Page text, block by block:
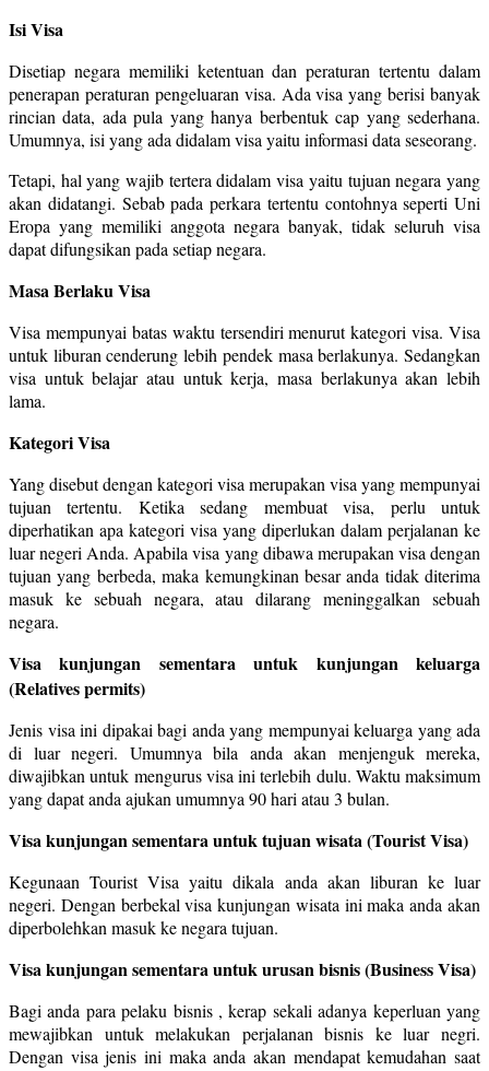
Isi Visa
Disetiap negara memiliki ketentuan dan peraturan tertentu dalam
penerapan peraturan pengeluaran visa. Ada visa yang berisi banyak
rincian data, ada pula yang hanya berbentuk cap yang sederhana.
Umumnya, isi yang ada didalam visa yaitu informasi data seseorang.
Tetapi, hal yang wajib tertera didalam visa yaitu tujuan negara yang
akan didatangi. Sebab pada perkara tertentu contohnya seperti Uni
Eropa yang memiliki anggota negara banyak, tidak seluruh visa
dapat difungsikan pada setiap negara.
Masa Berlaku Visa
Visa mempunyai batas waktu tersendiri menurut kategori visa. Visa
untuk liburan cenderung lebih pendek masa berlakunya. Sedangkan
visa untuk belajar atau untuk kerja, masa berlakunya akan lebih
lama.
Kategori Visa
Yang disebut dengan kategori visa merupakan visa yang mempunyai
tujuan tertentu. Ketika sedang membuat visa, perlu untuk
diperhatikan apa kategori visa yang diperlukan dalam perjalanan ke
luar negeri Anda. Apabila visa yang dibawa merupakan visa dengan
tujuan yang berbeda, maka kemungkinan besar anda tidak diterima
masuk ke sebuah negara, atau dilarang meninggalkan sebuah
negara.
Visa kunjungan sementara untuk kunjungan keluarga
(Relatives permits)
Jenis visa ini dipakai bagi anda yang mempunyai keluarga yang ada
di luar negeri. Umumnya bila anda akan menjenguk mereka,
diwajibkan untuk mengurus visa ini terlebih dulu. Waktu maksimum
yang dapat anda ajukan umumnya 90 hari atau 3 bulan.
Visa kunjungan sementara untuk tujuan wisata (Tourist Visa)
Kegunaan Tourist Visa yaitu dikala anda akan liburan ke luar
negeri. Dengan berbekal visa kunjungan wisata ini maka anda akan
diperbolehkan masuk ke negara tujuan.
Visa kunjungan sementara untuk urusan bisnis (Business Visa)
Bagi anda para pelaku bisnis , kerap sekali adanya keperluan yang
mewajibkan untuk melakukan perjalanan bisnis ke luar negri.
Dengan visa jenis ini maka anda akan mendapat kemudahan saat